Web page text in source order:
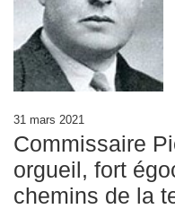
31 mars 2021
Commissaire
orgueil, fort
chemins de la